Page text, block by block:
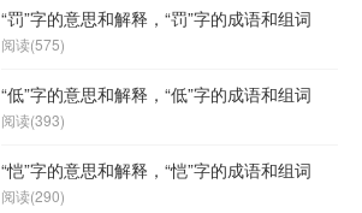
“罚”字的意思和解释，“罚”字的成语和组词
阅读(575)
“低”字的意思和解释，“低”字的成语和组词
阅读(393)
“恺”字的意思和解释，“恺”字的成语和组词
阅读(290)